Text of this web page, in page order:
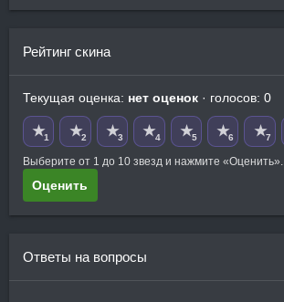
Рейтинг скина
Текущая оценка: нет оценок · голосов: 0
★1 ★2 ★3 ★4 ★5 ★6 ★7
Выберите от 1 до 10 звезд и нажмите «Оценить».
Оценить
Ответы на вопросы